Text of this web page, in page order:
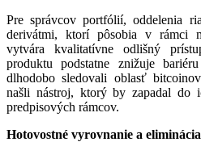
Pre správcov portfólií, oddelenia
derivátmi, ktorí pôsobia v rámci
vytvára kvalitatívne odlišný
produktu podstatne znižuje
dlhodobo sledovali oblasť
našli nástroj, ktorý by zapadal do
predpisových rámcov.
Hotovostné vyrovnanie a